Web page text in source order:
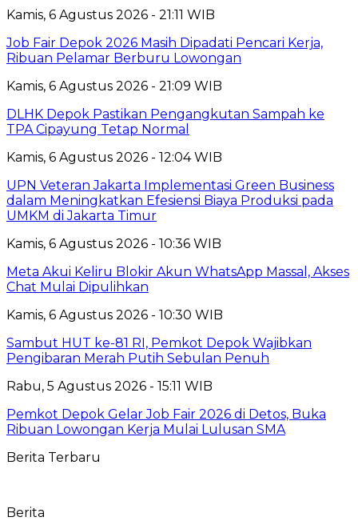
Kamis, 6 Agustus 2026 - 21:11 WIB
Job Fair Depok 2026 Masih Dipadati Pencari Kerja,
Ribuan Pelamar Berburu Lowongan
Kamis, 6 Agustus 2026 - 21:09 WIB
DLHK Depok Pastikan Pengangkutan Sampah ke
TPA Cipayung Tetap Normal
Kamis, 6 Agustus 2026 - 12:04 WIB
UPN Veteran Jakarta Implementasi Green Business
dalam Meningkatkan Efesiensi Biaya Produksi pada
UMKM di Jakarta Timur
Kamis, 6 Agustus 2026 - 10:36 WIB
Meta Akui Keliru Blokir Akun WhatsApp Massal, Akses
Chat Mulai Dipulihkan
Kamis, 6 Agustus 2026 - 10:30 WIB
Sambut HUT ke-81 RI, Pemkot Depok Wajibkan
Pengibaran Merah Putih Sebulan Penuh
Rabu, 5 Agustus 2026 - 15:11 WIB
Pemkot Depok Gelar Job Fair 2026 di Detos, Buka
Ribuan Lowongan Kerja Mulai Lulusan SMA
Berita Terbaru
Berita